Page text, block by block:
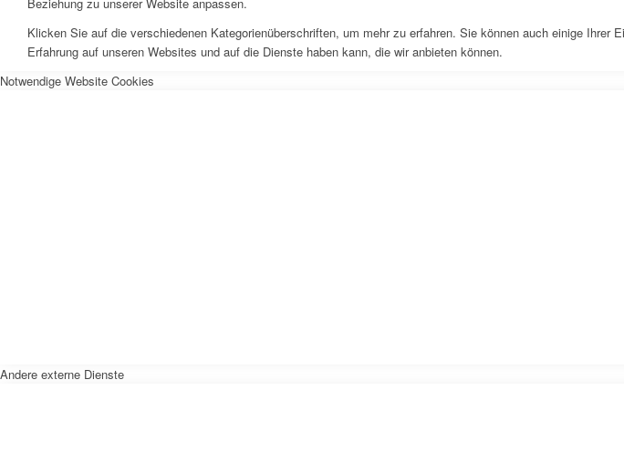
Klicken Sie auf die verschiedenen Kategorienüberschriften, um mehr zu erfahren. Sie können auch einige
Erfahrung auf unseren Websites und auf die Dienste haben kann, die wir anbieten können.
Notwendige Website Cookies
Andere externe Dienste